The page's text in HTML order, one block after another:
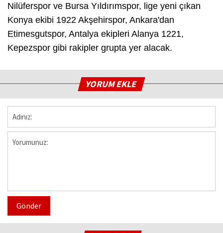
Nilüferspor ve Bursa Yıldırımspor, lige yeni çıkan
Konya ekibi 1922 Akşehirspor, Ankara'dan
Etimesgutspor, Antalya ekipleri Alanya 1221,
Kepezspor gibi rakipler grupta yer alacak.
YORUM EKLE
Gönder